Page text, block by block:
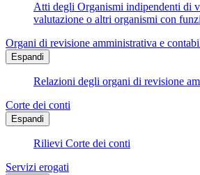
Atti degli Organismi indipendenti di
valutazione o altri organismi con
Organi di revisione amministrativa e
Espandi
Relazioni degli organi di revisione
Corte dei conti
Espandi
Rilievi Corte dei conti
Servizi erogati